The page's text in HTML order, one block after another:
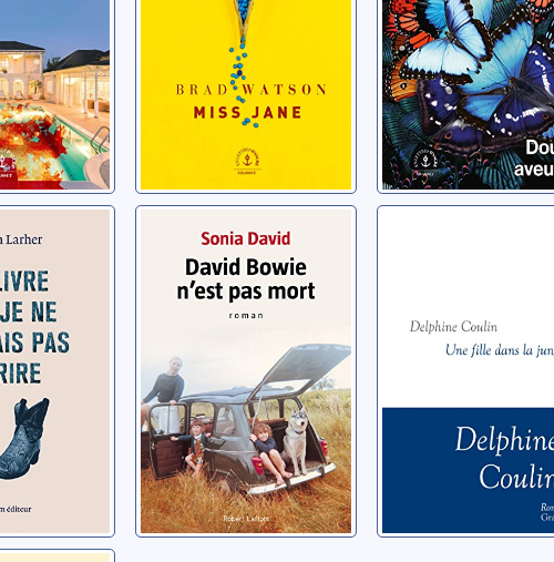
je ne
David Bowie
n'est pas mort
David, Sonia